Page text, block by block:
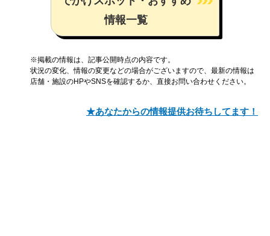
情報一覧
※掲載の情報は、記事公開時点の内容です。
状況の変化、情報の変更などの場合がございますので、最新の情報は
店舗・施設のHPやSNSを確認するか、直接お問い合わせください。
★あなたからの情報提供お待ちしてます！